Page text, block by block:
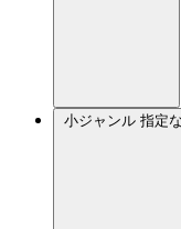
小ジャンル 指定